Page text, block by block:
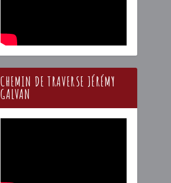
CHEMIN DE TRAVERSE JÉRÉMY
GALVAN